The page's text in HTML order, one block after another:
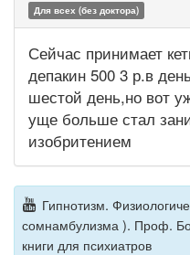
Для всех (без доктора)
Сейчас принимает
депакин 500 3 р.в
шестой день,но вот
уще больше стал
изобритением
Гипнотизм.
сомнамбулизма ). Проф.
книги для психиатров